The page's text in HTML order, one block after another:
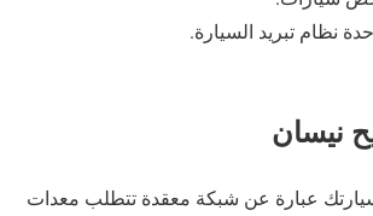
نظام تبريد السيارة.
نيسان
عبارة عن شبكة معقدة تتطلب معدات